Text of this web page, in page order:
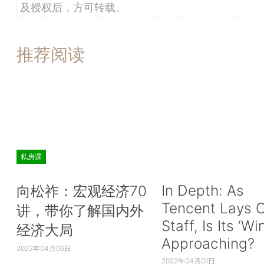
及授权后，方可转载。
推荐阅读
私房课
向松祚：宏观经济70
讲，带你了解国内外
经济大局
2022年04月06日
In Depth: As
Tencent Lays
Staff, Is Its
Approaching?
2022年04月01日